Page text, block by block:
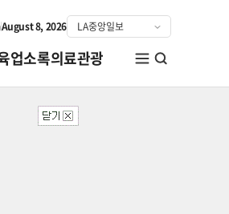
August 8, 2026
업소록의료관광